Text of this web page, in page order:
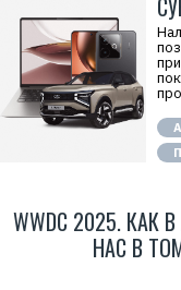
WWDC 2025. КАК
НАС В